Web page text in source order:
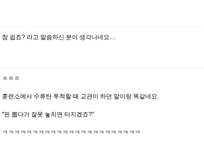
참 쉽죠? 라고 말씀하신 분이 생각나네요....
ㅎㅎㅎ
훈련소에서 수류탄 투척할 때 교관이 하던 말이랑 똑같네요.
"핀 뽑다가 잘못 놓치면 터지겠죠?"
ㅋㅋㅋㅋㅋㅋㅋㅋㅋㅋㅋㅋㅋㅋㅋㅋㅋㅋㅋㅋㅋㅋㅋ